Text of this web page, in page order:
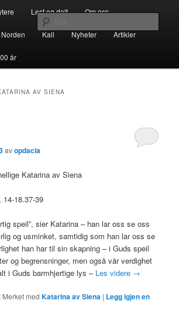
i Norden
Lest og delt Om oss
Kall Nyheter Artikler
år
AV SIENA
avopdacia
Katarina av Siena
14-18.37-39
speil”, sier Katarina – han lar oss se oss
og usminket, samtidig som han lar oss se
han har til sin skapning – i Guds speil
og begrensninger, men også vår verdighet
i Guds barmhjertige lys – Les videre →
Merket med Katarina av Siena | Legg igjen en